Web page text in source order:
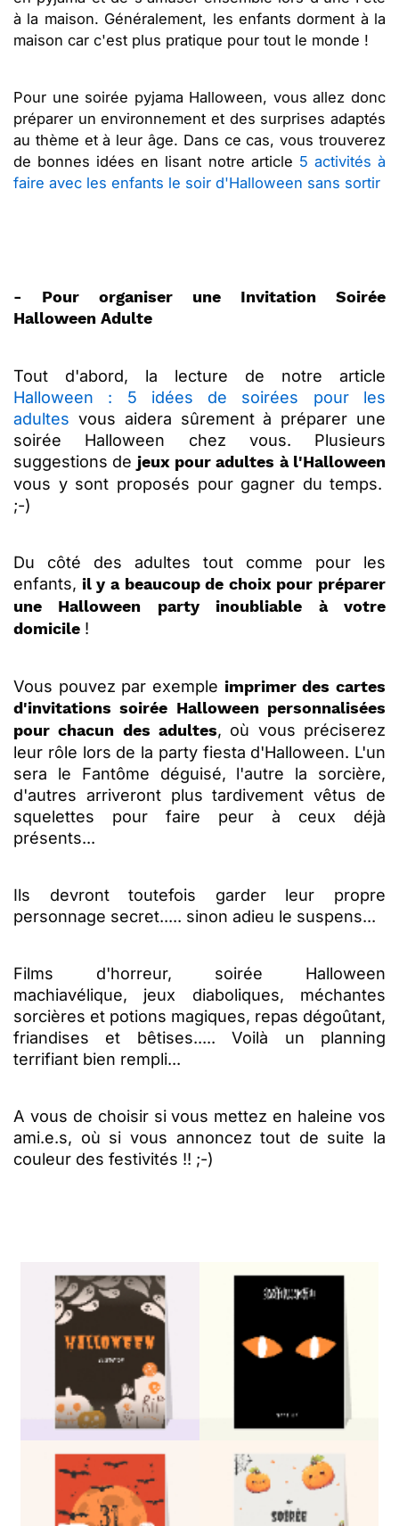
à la maison. Généralement, les enfants dorment à la
maison car c'est plus pratique pour tout le monde !
Pour une soirée pyjama Halloween, vous allez donc
préparer un environnement et des surprises adaptés
au thème et à leur âge. Dans ce cas, vous trouverez
de bonnes idées en lisant notre article 5 activités à
faire avec les enfants le soir d'Halloween sans sortir
- Pour organiser une Invitation Soirée
Halloween Adulte
Tout d'abord, la lecture de notre article
Halloween : 5 idées de soirées pour les
adultes vous aidera sûrement à préparer une
soirée Halloween chez vous. Plusieurs
suggestions de jeux pour adultes à l'Halloween
vous y sont proposés pour gagner du temps.
;-)
Du côté des adultes tout comme pour les
enfants, il y a beaucoup de choix pour préparer
une Halloween party inoubliable
à votre
domicile !
Vous pouvez par exemple imprimer des cartes
d'invitations soirée Halloween personnalisées
pour chacun des adultes, où vous préciserez
leur rôle lors de la party fiesta d'Halloween. L'un
sera le Fantôme déguisé, l'autre la sorcière,
d'autres arriveront plus tardivement vêtus de
squelettes pour faire peur à ceux déjà
présents...
Ils devront toutefois garder leur propre
personnage secret..... sinon adieu le suspens...
Films d'horreur, soirée Halloween
machiavélique, jeux diaboliques, méchantes
sorcières et potions magiques, repas dégoûtant,
friandises et bêtises..... Voilà un planning
terrifiant bien rempli...
A vous de choisir si vous mettez en haleine vos
ami.e.s, où si vous annoncez tout de suite la
couleur des festivités !! ;-)